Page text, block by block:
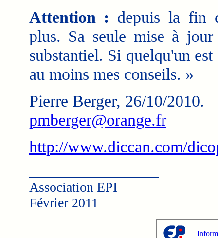
Attention : depuis la fin
plus. Sa seule mise à
substantiel. Si quelqu'un
au moins mes conseils. »
Pierre Berger, 26/10/2010.
pmberger@orange.fr
http://www.diccan.com/
Association EPI
Février 2011